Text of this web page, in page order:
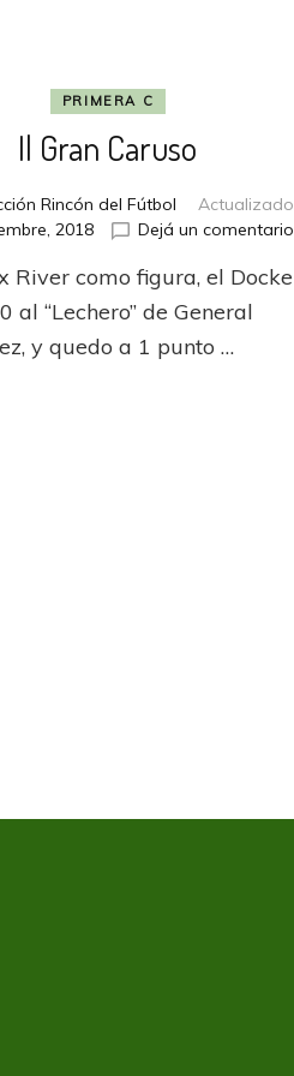
PRIMERA C
Il Gran Caruso
Rincón del Fútbol
Actualizado
2018 Dejá un comentario
River como figura, el Docke
al “Lechero” de General
y quedo a 1 punto …